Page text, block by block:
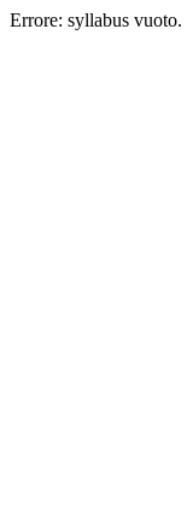
Errore: syllabus vuoto.